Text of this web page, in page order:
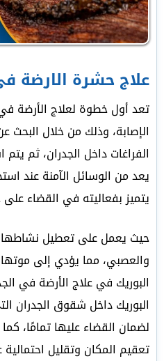
علاج حشرة الارضة
تعد أول خطوة لعلاج الأرضة
الإصابة، وذلك من خلال البحث
الفراغات داخل الجدران، ثم
يعد من الوسائل الآمنة عند
يتميز بفعاليته في القضاء
حيث يعمل على تعطيل
والعصبي، مما يؤدي إلى
البوريك في علاج الأرضة في
البوريك داخل شقوق الجدران
لضمان القضاء عليها تمامًا،
تعقيم المكان وتقليل